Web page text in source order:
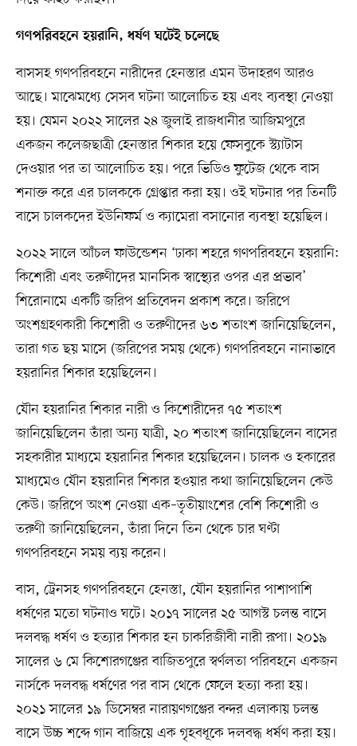
গণপরিবহনে হয়রানি, ধর্ষণ ঘটেই চলেছে
বাসসহ গণপরিবহনে নারীদের হেনস্তার এমন উদাহরণ আরও
আছে। মাঝেমধ্যে সেসব ঘটনা আলোচিত হয় এবং ব্যবস্থা নেওয়া
হয়। যেমন ২০২২ সালের ২৪ জুলাই রাজধানীর আজিমপুরে
একজন কলেজছাত্রী হেনস্তার শিকার হয়ে ফেসবুকে স্ট্যাটাস
দেওয়ার পর তা আলোচিত হয়। পরে ভিডিও ফুটেজ থেকে বাস
শনাক্ত করে এর চালককে গ্রেপ্তার করা হয়। ওই ঘটনার পর তিনটি
বাসে চালকদের ইউনিফর্ম ও ক্যামেরা বসানোর ব্যবস্থা হয়েছিল।
২০২২ সালে আঁচল ফাউন্ডেশন ‘ঢাকা শহরে গণপরিবহনে হয়রানি:
কিশোরী এবং তরুণীদের মানসিক স্বাস্থ্যের ওপর এর প্রভাব’
শিরোনামে একটি জরিপ প্রতিবেদন প্রকাশ করে। জরিপে
অংশগ্রহণকারী কিশোরী ও তরুণীদের ৬৩ শতাংশ জানিয়েছিলেন,
তারা গত ছয় মাসে (জরিপের সময় থেকে) গণপরিবহনে নানাভাবে
হয়রানির শিকার হয়েছিলেন।
যৌন হয়রানির শিকার নারী ও কিশোরীদের ৭৫ শতাংশ
জানিয়েছিলেন তাঁরা অন্য যাত্রী, ২০ শতাংশ জানিয়েছিলেন বাসের
সহকারীর মাধ্যমে হয়রানির শিকার হয়েছিলেন। চালক ও হকারের
মাধ্যমেও যৌন হয়রানির শিকার হওয়ার কথা জানিয়েছিলেন কেউ
কেউ। জরিপে অংশ নেওয়া এক–তৃতীয়াংশের বেশি কিশোরী ও
তরুণী জানিয়েছিলেন, তাঁরা দিনে তিন থেকে চার ঘণ্টা
গণপরিবহনে সময় ব্যয় করেন।
বাস, ট্রেনসহ গণপরিবহনে হেনস্তা, যৌন হয়রানির পাশাপাশি
ধর্ষণের মতো ঘটনাও ঘটে। ২০১৭ সালের ২৫ আগস্ট চলন্ত বাসে
দলবদ্ধ ধর্ষণ ও হত্যার শিকার হন চাকরিজীবী নারী রূপা। ২০১৯
সালের ৬ মে কিশোরগঞ্জের বাজিতপুরে স্বর্ণলতা পরিবহনে একজন
নার্সকে দলবদ্ধ ধর্ষণের পর বাস থেকে ফেলে হত্যা করা হয়।
২০২১ সালের ১৯ ডিসেম্বর নারায়ণগঞ্জের বন্দর এলাকায় চলন্ত
বাসে উচ্চ শব্দে গান বাজিয়ে এক গৃহবধূকে দলবদ্ধ ধর্ষণ করা হয়।